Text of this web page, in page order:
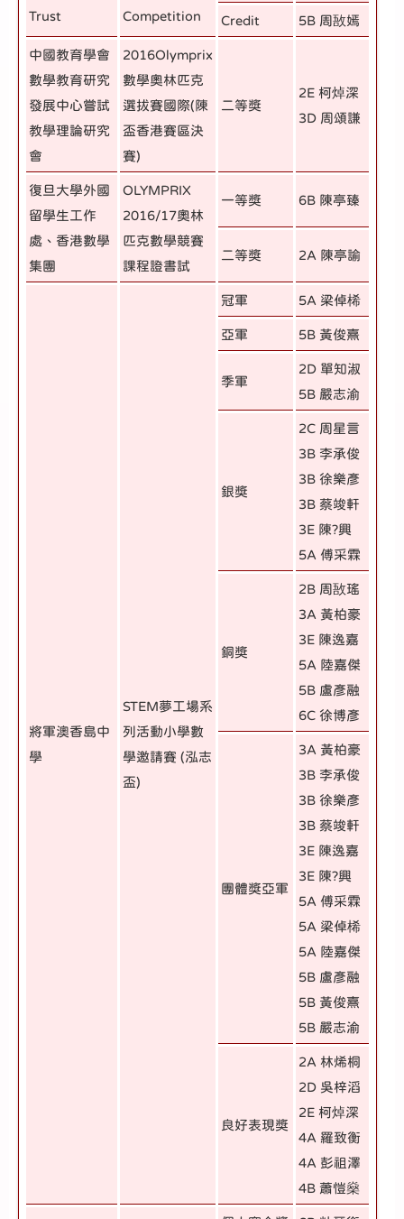
Trust
Competition
Credit 5B 周敔嫣
中國教育學會
數學教育研究
發展中心嘗試
教學理論研究
會
2016Olymprix
數學奧林匹克
選拔賽國際(陳
盃香港賽區決
賽)
二等獎
2E 柯焯深
3D 周頌謙
復旦大學外國
留學生工作
處、香港數學
集團
OLYMPRIX
2016/17奧林
匹克數學競賽
課程證書試
一等獎 6B 陳亭臻
二等獎 2A 陳亭諭
將軍澳香島中
學
STEM夢工場系
列活動小學數
學邀請賽 (泓志
盃)
冠軍 5A 梁倬桸
亞軍 5B 黃俊熹
季軍
2D 單知淑
5B 嚴志渝
銀獎
2C 周星言
3B 李承俊
3B 徐樂彥
3B 蔡竣軒
3E 陳?興
5A 傅采霖
銅獎
2B 周敔瑤
3A 黃柏豪
3E 陳逸嘉
5A 陸嘉傑
5B 盧彥融
6C 徐博彥
團體獎亞軍
3A 黃柏豪
3B 李承俊
3B 徐樂彥
3B 蔡竣軒
3E 陳逸嘉
3E 陳?興
5A 傅采霖
5A 梁倬桸
5A 陸嘉傑
5B 盧彥融
5B 黃俊熹
5B 嚴志渝
良好表現獎
2A 林烯桐
2D 吳梓滔
2E 柯焯深
4A 羅致衡
4A 彭祖澤
4B 蕭愷燊